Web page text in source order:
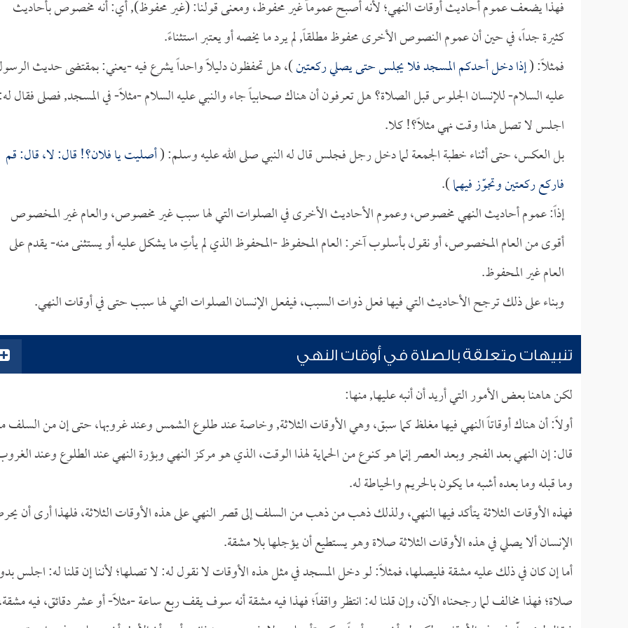
فهذا يضعف عموم أحاديث أوقات النهي؛ لأنه أصبح عموماً غير محفوظ، ومعنى قولنا: (غير محفوظ), أي: أنه مخصوص بأحاديث
كثيرة جداً، في حين أن عموم النصوص الأخرى محفوظ مطلقاً, لم يرد ما يخصه أو يعتبر استثناءً.
فمثلاً: (إذا دخل أحدكم المسجد فلا يجلس حتى يصلي ركعتين)، هل تحفظون دليلاً واحداً يشرع فيه -يعني: بمقتضى حديث
عليه السلام- للإنسان الجلوس قبل الصلاة؟ هل تعرفون أن هناك صحابياً جاء والنبي عليه السلام -مثلاً- في المسجد, فصلى فقال
اجلس لا تصل هذا وقت نهي مثلاً؟! كلا.
بل العكس، حتى أثناء خطبة الجمعة لما دخل رجل فجلس قال له النبي صلى الله عليه وسلم: (أصليت يا فلان؟! قال: لا، قال: قم
فاركع ركعتين وتجوّز فيهما).
إذاً: عموم أحاديث النهي مخصوص، وعموم الأحاديث الأخرى في الصلوات التي لها سبب غير مخصوص، والعام غير المخصوص
أقوى من العام المخصوص، أو نقول بأسلوب آخر: العام المحفوظ -المحفوظ الذي لم يأتِ ما يشكل عليه أو يستثنى منه- يقدم على
العام غير المحفوظ.
وبناء على ذلك ترجح الأحاديث التي فيها فعل ذوات السبب، فيفعل الإنسان الصلوات التي لها سبب حتى في أوقات النهي.
تنبيهات متعلقة بالصلاة في أوقات النهي
لكن هاهنا بعض الأمور التي أريد أن أنبه عليها, منها:
أولاً: أن هناك أوقاتاً النهي فيها مغلظ كما سبق، وهي الأوقات الثلاثة, وخاصة عند طلوع الشمس وعند غروبها، حتى إن من السلف
قال: إن النهي بعد الفجر وبعد العصر إنما هو كنوع من الحماية لهذا الوقت، الذي هو مركز النهي وبؤرة النهي عند الطلوع وعند
وما قبله وما بعده أشبه ما يكون بالحريم والحياطة له.
فهذه الأوقات الثلاثة يتأكد فيها النهي، ولذلك ذهب من ذهب من السلف إلى قصر النهي على هذه الأوقات الثلاثة، فلهذا أرى أن
الإنسان ألا يصلي في هذه الأوقات الثلاثة صلاة وهو يستطيع أن يؤجلها بلا مشقة.
أما إن كان في ذلك عليه مشقة فليصلها، فمثلاً: لو دخل المسجد في مثل هذه الأوقات لا نقول له: لا تصلها؛ لأننا إن قلنا له: اجلس
صلاة؛ فهذا مخالف لما رجحناه الآن، وإن قلنا له: انتظر واقفاً؛ فهذا فيه مشقة أنه سوف يقف ربع ساعة -مثلاً- أو عشر دقائق، فيه